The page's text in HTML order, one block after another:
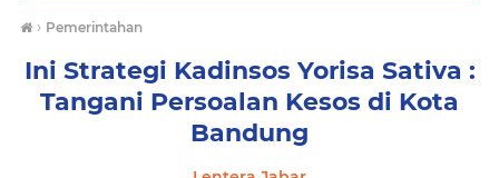
› Pemerintahan
Ini Strategi Kadinsos Yorisa Sativa :
Tangani Persoalan Kesos di Kota
Bandung